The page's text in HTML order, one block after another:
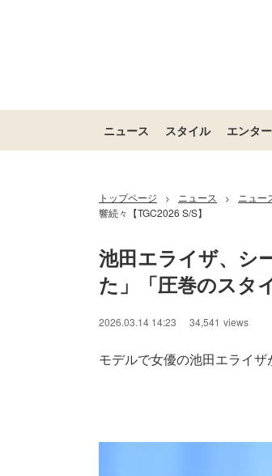
ニュース スタイル エンタ
トップページ > ニュース > ニュー
響続々【TGC2026 S/S】
池田エライザ、シ
た」「圧巻のスタ
2026.03.14 14:23 34,541 views
モデルで女優の池田エライ